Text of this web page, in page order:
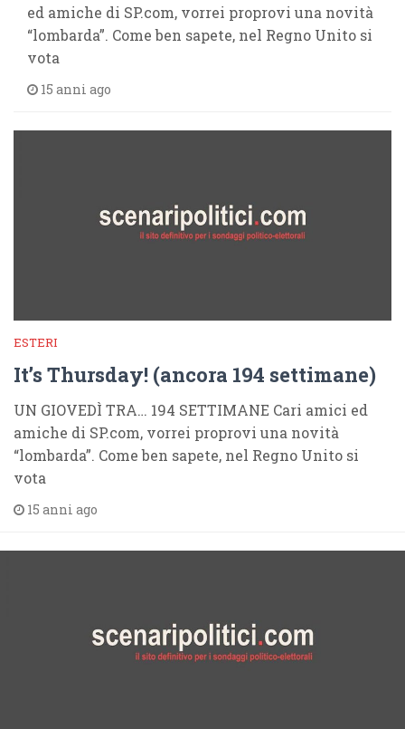
ed amiche di SP.com, vorrei proprovi una novità
“lombarda”. Come ben sapete, nel Regno Unito si
vota
15 anni ago
ESTERI
It’s Thursday! (ancora 194 settimane)
UN GIOVEDÌ TRA… 194 SETTIMANE Cari amici ed
amiche di SP.com, vorrei proprovi una novità
“lombarda”. Come ben sapete, nel Regno Unito si
vota
15 anni ago